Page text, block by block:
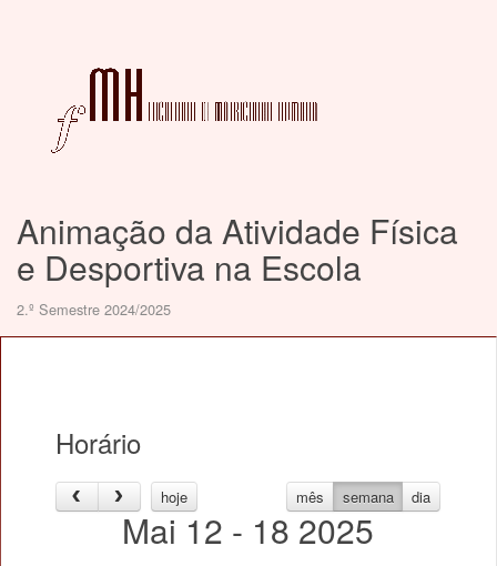
Animação da Atividade Física
e Desportiva na Escola
2.º Semestre 2024/2025
Horário
hoje mês semana dia
Mai 12 - 18 2025